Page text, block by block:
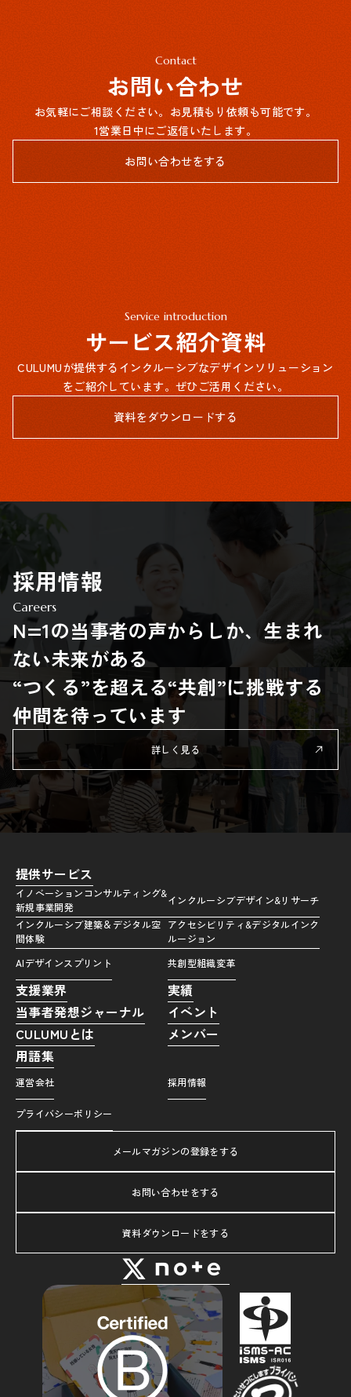
Contact
お問い合わせ
お気軽にご相談ください。お見積もり依頼も可能です。
1営業日中にご返信いたします。
お問い合わせをする
Service introduction
サービス紹介資料
CULUMUが提供するインクルーシブなデザインソリューション
をご紹介しています。ぜひご活用ください。
資料をダウンロードする
採用情報
Careers
N=1の当事者の声からしか、生まれ
ない未来がある
“つくる”を超える“共創”に挑戦する
仲間を待っています
詳しく見る
提供サービス
イノベーションコンサルティング&
新規事業開発
インクルーシブデザイン&リサーチ
インクルーシブ建築＆デジタル空
間体験
アクセシビリティ&デジタルインク
ルージョン
AIデザインスプリント
共創型組織変革
支援業界
実績
当事者発想ジャーナル
イベント
CULUMUとは
メンバー
用語集
運営会社 採用情報
プライバシーポリシー
メールマガジンの登録をする
お問い合わせをする
資料ダウンロードをする